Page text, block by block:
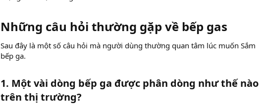
Những câu hỏi thường gặp về bếp gas
Sau đây là một số câu hỏi mà người dùng thường quan tâm lúc muốn Sắm
bếp ga.
1. Một vài dòng bếp ga được phân dòng như thế nào
trên thị trường?